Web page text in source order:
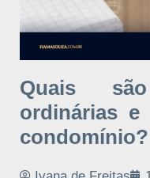
Quais
ordinárias e
condomínio?